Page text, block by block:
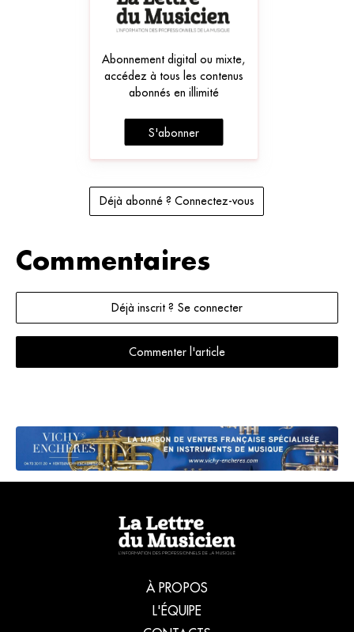
Abonnement digital ou mixte,
accédez à tous les contenus
abonnés en illimité
S'abonner
Déjà abonné ? Connectez-vous
Commentaires
Déjà inscrit ? Se connecter
Commenter l'article
À PROPOS
L'ÉQUIPE